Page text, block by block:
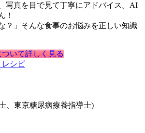
写真を目で見て丁寧にアドバイス。AI
！
？」そんな食事のお悩みを正しい知識
いて詳しく見る
レシピ
、東京糖尿病療養指導士)